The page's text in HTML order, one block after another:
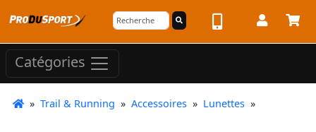
Catégories
» Trail & Running » Accessoires » Lunettes »